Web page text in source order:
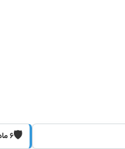
🛡️۶ ماه گارانتی تعویض و مرجوعی